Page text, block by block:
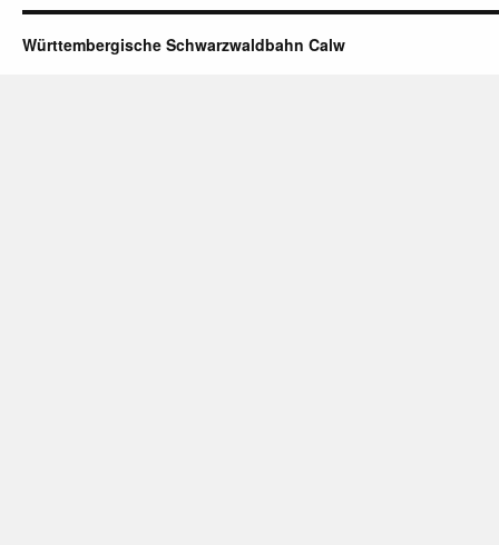
Württembergische Schwarzwaldbahn Calw